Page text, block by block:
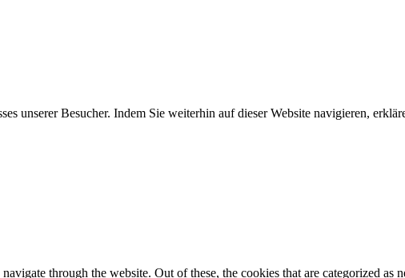
unserer Besucher. Indem Sie weiterhin auf dieser Website navigieren,
through the website. Out of these, the cookies that are categorized as